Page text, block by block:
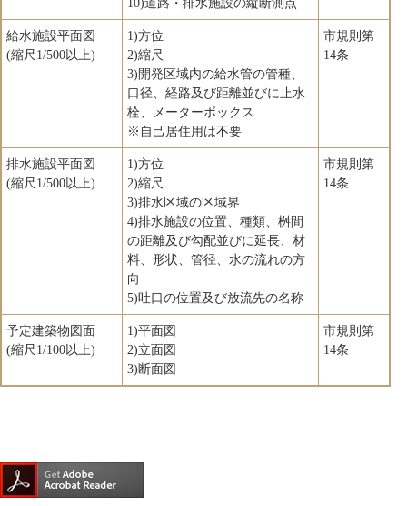
10)道路・排水施設の縦断測点
給水施設平面図
(縮尺1/500以上)
1)方位
2)縮尺
3)開発区域内の給水管の管種、
口径、経路及び距離並びに止水
栓、メーターボックス
※自己居住用は不要
市規則第
14条
排水施設平面図
(縮尺1/500以上)
1)方位
2)縮尺
3)排水区域の区域界
4)排水施設の位置、種類、桝間
の距離及び勾配並びに延長、材
料、形状、管径、水の流れの方
向
5)吐口の位置及び放流先の名称
市規則第
14条
予定建築物図面
(縮尺1/100以上)
1)平面図
2)立面図
3)断面図
市規則第
14条